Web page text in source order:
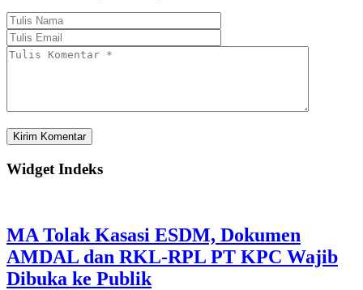
Widget Indeks
MA Tolak Kasasi ESDM, Dokumen
AMDAL dan RKL-RPL PT KPC Wajib
Dibuka ke Publik